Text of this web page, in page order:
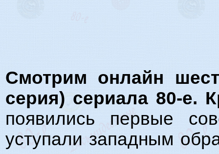
Смотрим онлайн
серия) сериала 80-е.
появились первые
уступали западным